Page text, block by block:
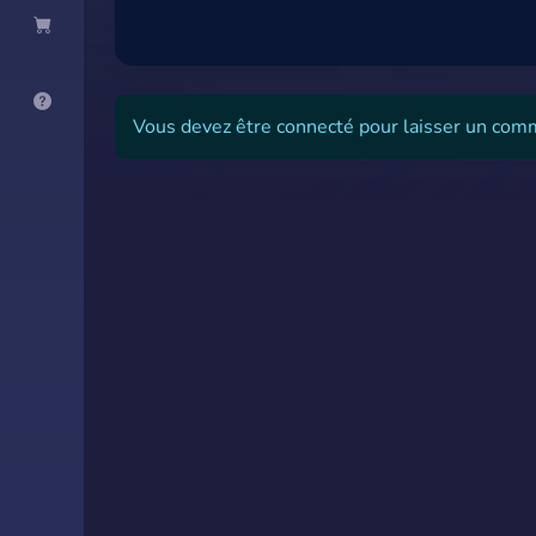
Vous devez être connecté pour laisser un